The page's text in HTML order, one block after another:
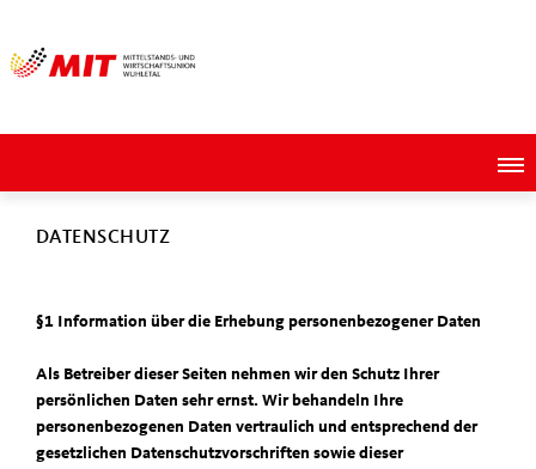
DATENSCHUTZ
§1 Information über die Erhebung personenbezogener Daten
Als Betreiber dieser Seiten nehmen wir den Schutz Ihrer
persönlichen Daten sehr ernst. Wir behandeln Ihre
personenbezogenen Daten vertraulich und entsprechend der
gesetzlichen Datenschutzvorschriften sowie dieser